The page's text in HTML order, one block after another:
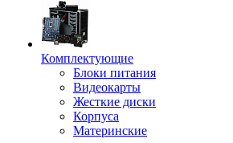
Комплектующие
Блоки питания
Видеокарты
Жесткие диски
Корпуса
Материнские